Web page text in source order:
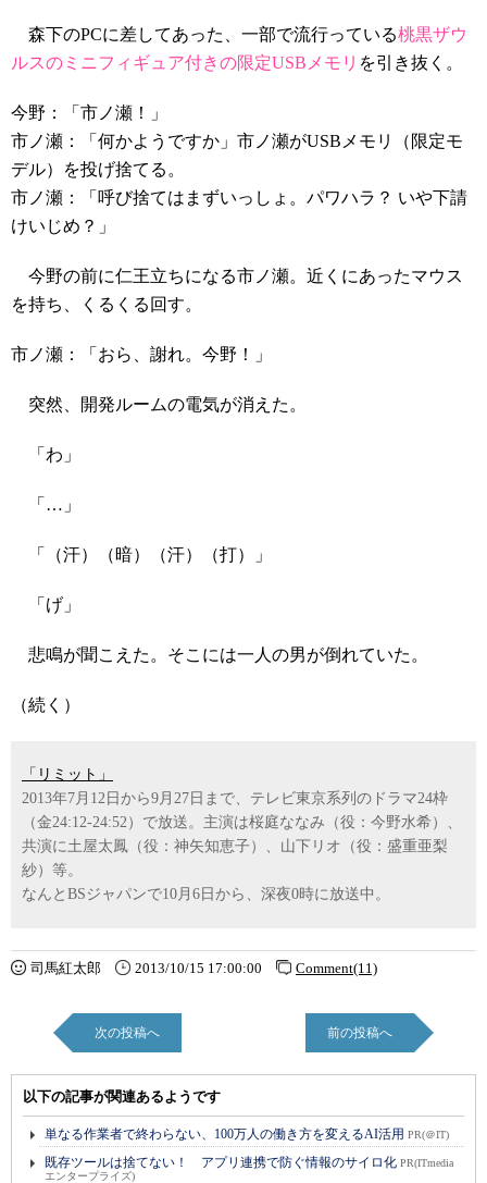
森下のPCに差してあった、一部で流行っている桃黒ザウ
ルスのミニフィギュア付きの限定USBメモリ を引き抜く。
今野：「市ノ瀬！」
市ノ瀬：「何かようですか」市ノ瀬がUSBメモリ（限定モ
デル）を投げ捨てる。
市ノ瀬：「呼び捨てはまずいっしょ。パワハラ？ いや下請
けいじめ？」
今野の前に仁王立ちになる市ノ瀬。近くにあったマウス
を持ち、くるくる回す。
市ノ瀬：「おら、謝れ。今野！」
突然、開発ルームの電気が消えた。
「わ」
「…」
「（汗）（暗）（汗）（打）」
「げ」
悲鳴が聞こえた。そこには一人の男が倒れていた。
（続く）
「リミット」
2013年7月12日から9月27日まで、テレビ東京系列のドラマ24枠
（金24:12-24:52）で放送。主演は桜庭ななみ（役：今野水希）、
共演に土屋太鳳（役：神矢知恵子）、山下リオ（役：盛重亜梨
紗）等。
なんとBSジャパンで10月6日から、深夜0時に放送中。
司馬紅太郎 2013/10/15 17:00:00 Comment(11)
次の投稿へ 前の投稿へ
以下の記事が関連あるようです
単なる作業者で終わらない、100万人の働き方を変えるAI活用 PR(＠IT)
既存ツールは捨てない！ アプリ連携で防ぐ情報のサイロ化 PR(ITmedia
エンタープライズ)